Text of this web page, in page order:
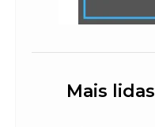
Mais lidas